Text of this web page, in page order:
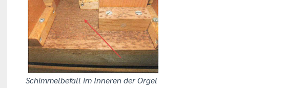
Schimmelbefall im Inneren der Orgel